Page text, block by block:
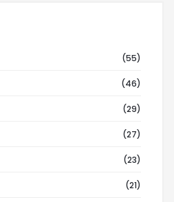
(55)
(46)
(29)
(27)
(23)
(21)